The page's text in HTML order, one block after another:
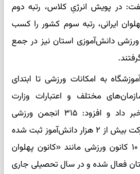
در پویش انرژیِ کلاس، رتبه دوم
ایرانی، رتبه سوم کشور را کسب
دانش‌آموزی استان نیز در جمع
از تجهیز ۵۲۵ آموزشگاه به امکانات ورزشی تا ابتدای
مختلف و اعتبارات وزارت
آموزش و پرورش خبر داد و افزود: ۳۱۵ انجمن ورزشی
مدرسه‌محور با مشارکت بیش از ۲ هزار دانش‌آموز ثبت شده
است. به گفته وی، ۱۰ کانون ورزشی مانند «کانون پهلوان
فعال شده و در سال تحصیلی جاری